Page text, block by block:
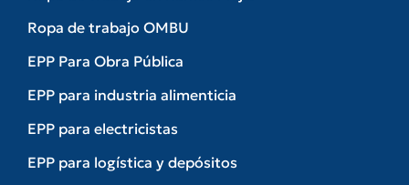
Ropa de trabajo OMBU
EPP Para Obra Pública
EPP para industria alimenticia
EPP para electricistas
EPP para logística y depósitos